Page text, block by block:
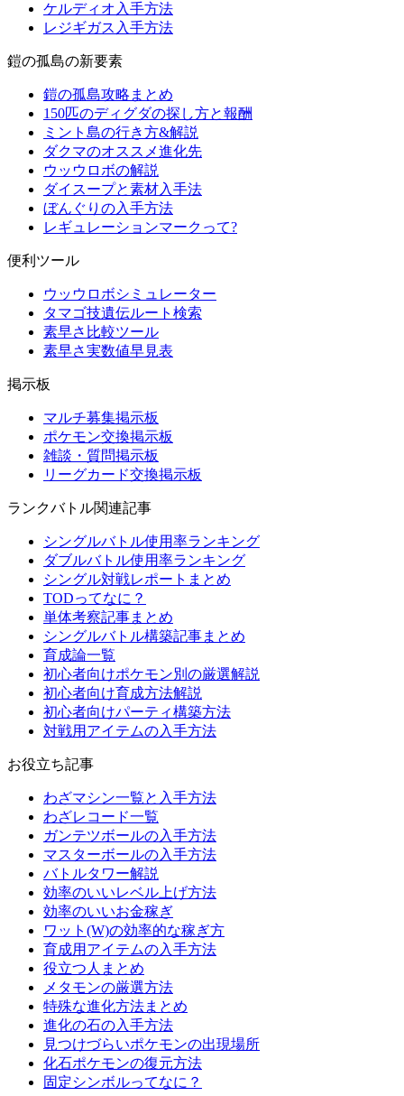
ケルディオ入手方法
レジギガス入手方法
鎧の孤島の新要素
鎧の孤島攻略まとめ
150匹のディグダの探し方と報酬
ミント島の行き方&解説
ダクマのオススメ進化先
ウッウロボの解説
ダイスープと素材入手法
ぼんぐりの入手方法
レギュレーションマークって?
便利ツール
ウッウロボシミュレーター
タマゴ技遺伝ルート検索
素早さ比較ツール
素早さ実数値早見表
掲示板
マルチ募集掲示板
ポケモン交換掲示板
雑談・質問掲示板
リーグカード交換掲示板
ランクバトル関連記事
シングルバトル使用率ランキング
ダブルバトル使用率ランキング
シングル対戦レポートまとめ
TODってなに？
単体考察記事まとめ
シングルバトル構築記事まとめ
育成論一覧
初心者向けポケモン別の厳選解説
初心者向け育成方法解説
初心者向けパーティ構築方法
対戦用アイテムの入手方法
お役立ち記事
わざマシン一覧と入手方法
わざレコード一覧
ガンテツボールの入手方法
マスターボールの入手方法
バトルタワー解説
効率のいいレベル上げ方法
効率のいいお金稼ぎ
ワット(W)の効率的な稼ぎ方
育成用アイテムの入手方法
役立つ人まとめ
メタモンの厳選方法
特殊な進化方法まとめ
進化の石の入手方法
見つけづらいポケモンの出現場所
化石ポケモンの復元方法
固定シンボルってなに？